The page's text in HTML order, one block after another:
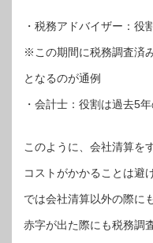
・税務アドバイザー：役
※この期間に税務調査済
となるのが通例
・会計士：役割は過去5
このように、会社清算を
コストがかかることは避
では会社清算以外の際に
赤字が出た際にも税務調